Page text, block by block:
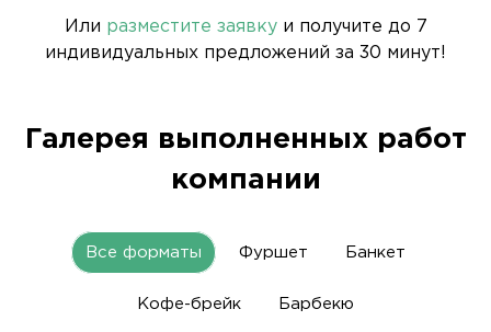
Или разместите заявкуи получите до 7
индивидуальных предложений за 30 минут!
Галерея выполненных работ
компании
Все форматы Фуршет Банкет
Кофе-брейк Барбекю